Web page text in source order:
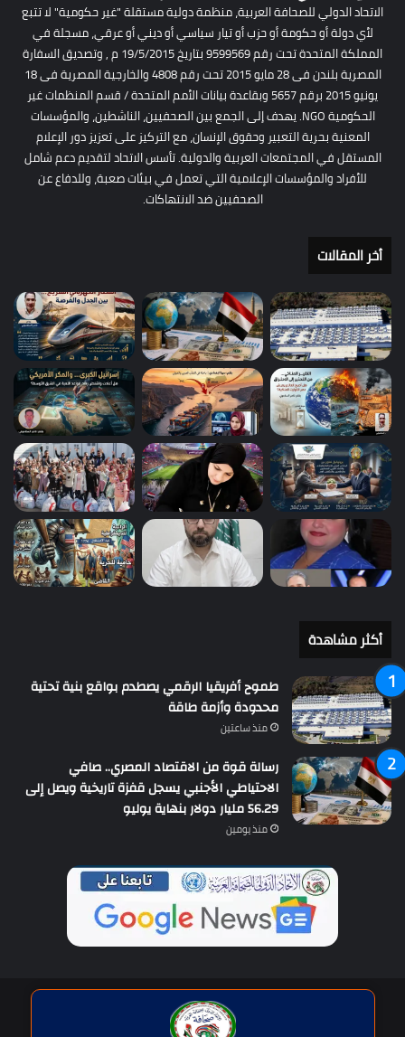
الاتحاد الدولي للصحافة العربية، منظمة دولية مستقلة "غير حكومية" لا تتبع
لأي دولة أو حكومة أو حزب أو تيار سياسي أو ديني أو عرقي، مسجلة في
المملكة المتحدة تحت رقم 9599569 بتاريخ 19/5/2015 م , وتصديق السفارة
المصرية بلندن فى 28 مايو 2015 تحت رقم 4808 والخارجية المصرية فى 18
يونيو 2015 برقم 5657 وبقاعدة بيانات الأمم المتحدة / قسم المنظمات غير
الحكومية NGO. يهدف إلى الجمع بين الصحفيين، الناشطين، والمؤسسات
المعنية بحرية التعبير وحقوق الإنسان، مع التركيز على تعزيز دور الإعلام
المستقل في المجتمعات العربية والدولية. تأسس الاتحاد لتقديم دعم شامل
للأفراد والمؤسسات الإعلامية التي تعمل في بيئات صعبة، وللدفاع عن
الصحفيين ضد الانتهاكات.
أخر المقالات
أكثر مشاهدة
طموح أفريقيا الرقمي يصطدم بواقع بنية تحتية
محدودة وأزمة طاقة
منذ ساعتين
رسالة قوة من الاقتصاد المصري.. صافي
الاحتياطي الأجنبي يسجل قفزة تاريخية ويصل إلى
56.29 مليار دولار بنهاية يوليو
منذ يومين
حقوق النشر © | جميع الحقوق محفوظة للاتحاد الدولى للصحافة العربية
2026